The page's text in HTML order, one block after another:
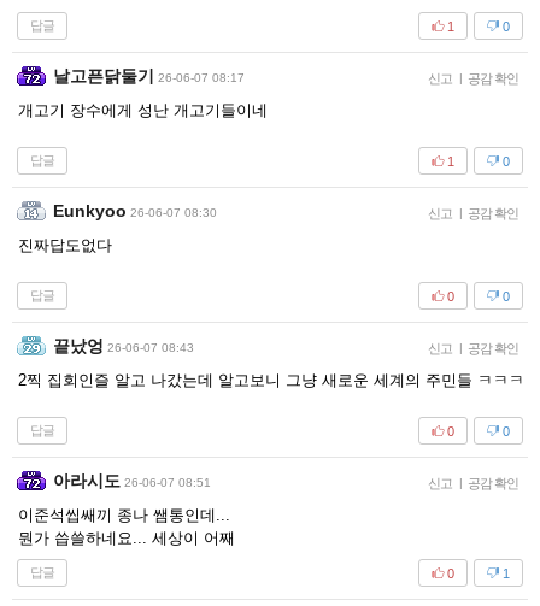
답글 0
1
날고픈닭둘기 26-06-07 08:17 신고 공감 확인
개고기 장수에게 성난 개고기들이네
답글 0
1
Eunkyoo 26-06-07 08:30 신고 공감 확인
진짜답도없다
답글 0
0
끝났엉 26-06-07 08:43 신고 공감 확인
2찍 집회인즐 알고 나갔는데 알고보니 그냥 새로운 세계의 주민들 ㅋㅋㅋ
답글 0
0
아라시도 26-06-07 08:51 신고 공감 확인
이준석씹쌔끼 종나 쌤통인데...
뭔가 씁쓸하네요... 세상이 어째
답글 1
0